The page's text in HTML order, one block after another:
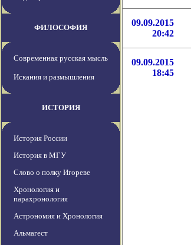
ФИЛОСОФИЯ
Современная русская мысль
Искания и размышления
ИСТОРИЯ
История России
История в МГУ
Слово о полку Игореве
Хронология и
парахронология
Астрономия и Хронология
Альмагест
09.09.2015
20:42
09.09.2015
18:45